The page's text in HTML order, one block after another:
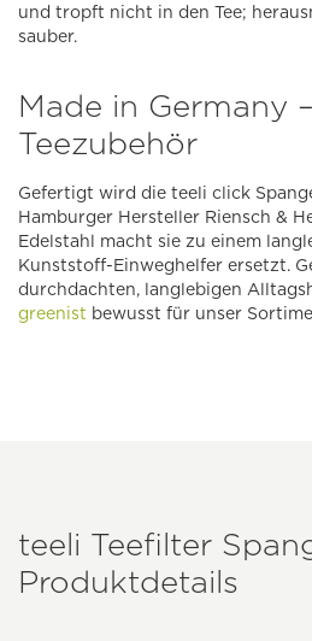
und tropft nicht in den Tee;
sauber.
Made in Germany
Teezubehör
Gefertigt wird die teeli click
Hamburger Hersteller Riensch &
Edelstahl macht sie zu einem
Kunststoff-Einweghelfer ersetzt.
durchdachten, langlebigen
greenist bewusst für unser
teeli Teefilter
Produktdetails